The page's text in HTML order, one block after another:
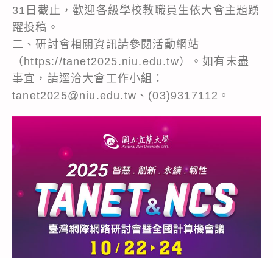
31日截止，歡迎各級學校教職員生依大會主題踴
躍投稿。
二、研討會相關資訊請參閱活動網站
（https://tanet2025.niu.edu.tw）。如有未盡
事宜，請逕洽大會工作小組：
tanet2025@niu.edu.tw、(03)9317112。